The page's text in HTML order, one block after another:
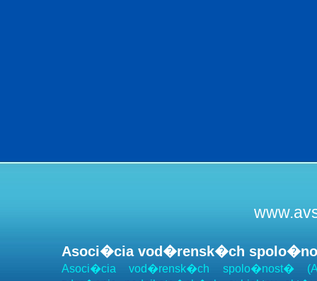
Asoci�cia vod�rensk�ch
Asoci�cia vod�rensk�ch spolo�nost�